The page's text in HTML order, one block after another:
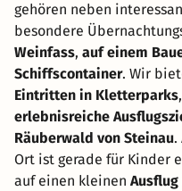
gehören neben
besondere
Weinfass, auf einem
Schiffscontainer. Wir
Eintritten in Kletterparks,
erlebnisreiche
Räuberwald von Steinau.
Ort ist gerade für Kinder
auf einen kleinen